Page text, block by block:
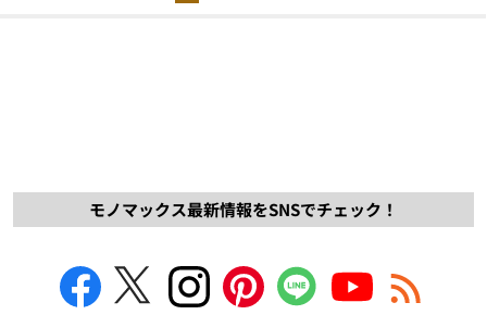
モノマックス最新情報をSNSでチェック！